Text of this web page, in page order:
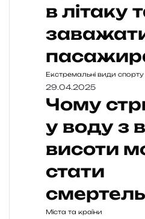
в літаку
Екстремальні види спорту
29.04.2025
Чому
у воду з
висоти
стати
Міста та країни